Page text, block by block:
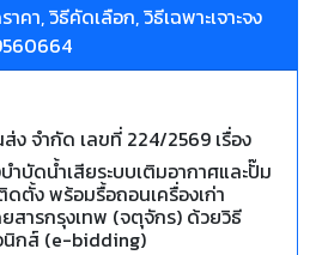
คา, วิธีคัดเลือก, วิธีเฉพาะเจาะจง
ง จำกัด เลขที่ 224/2569 เรื่อง
ำบัดน้ำเสียระบบเติมอากาศและปั๊ม
ง พร้อมรื้อถอนเครื่องเก่า
สารกรุงเทพ (จตุจักร) ด้วยวิธี
นิกส์ (e-bidding)